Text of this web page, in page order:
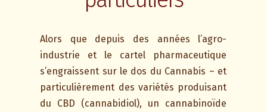
Alors que depuis des années l’agro-
industrie et le cartel pharmaceutique
s’engraissent sur le dos du Cannabis – et
particulièrement des variétés produisant
du CBD (cannabidiol), un cannabinoïde